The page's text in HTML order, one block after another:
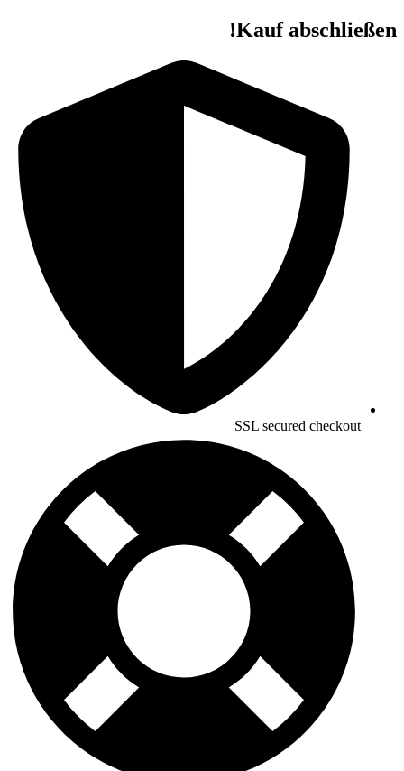
Kauf abschließen!
SSL secured checkout